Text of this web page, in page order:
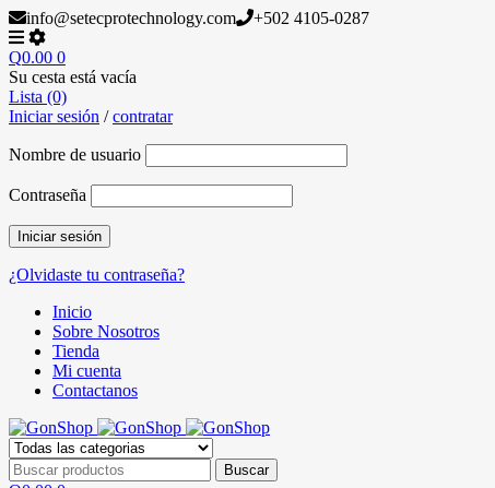
info@setecprotechnology.com +502 4105-0287
Q0.00 0
Su cesta está vacía
Lista (0)
Iniciar sesión /contratar
Nombre de usuario
Contraseña
¿Olvidaste tu contraseña?
Inicio
Sobre Nosotros
Tienda
Mi cuenta
Contactanos